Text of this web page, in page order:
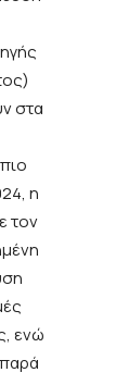
στα
η
τον
ενώ